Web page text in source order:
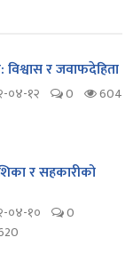
र जवाफदेहिता
०४-१२ 0 604
र सहकारीको
०४-१०
0